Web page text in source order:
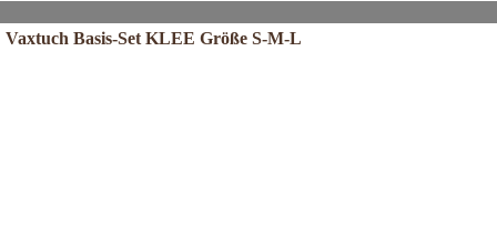
Vaxtuch Basis-Set KLEE Größe S-M-L